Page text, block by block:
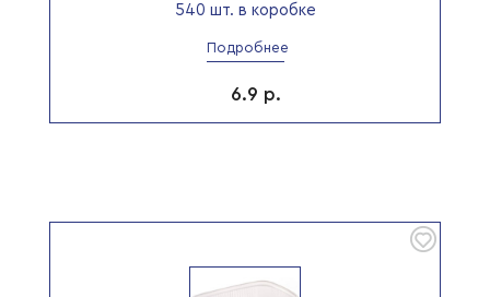
540 шт. в коробке
Подробнее
6.9 р.